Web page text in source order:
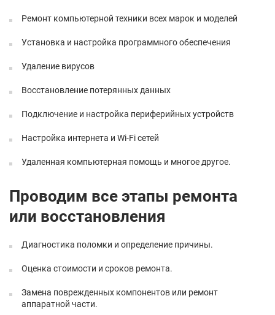
Ремонт компьютерной техники всех марок и моделей
Установка и настройка программного обеспечения
Удаление вирусов
Восстановление потерянных данных
Подключение и настройка периферийных устройств
Настройка интернета и Wi-Fi сетей
Удаленная компьютерная помощь и многое другое.
Проводим все этапы ремонта
или восстановления
Диагностика поломки и определение причины.
Оценка стоимости и сроков ремонта.
Замена поврежденных компонентов или ремонт
аппаратной части.